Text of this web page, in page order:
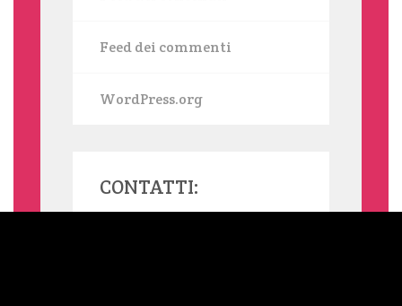
Feed dei commenti
WordPress.org
CONTATTI: